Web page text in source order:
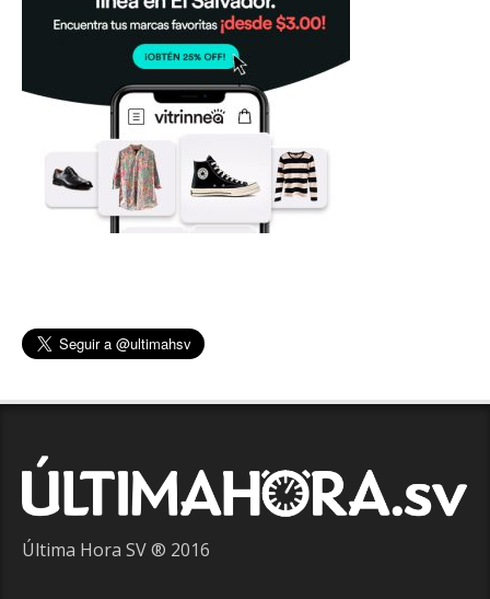
Última Hora SV ® 2016